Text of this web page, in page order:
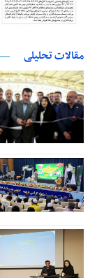
مقالات تحلیلی